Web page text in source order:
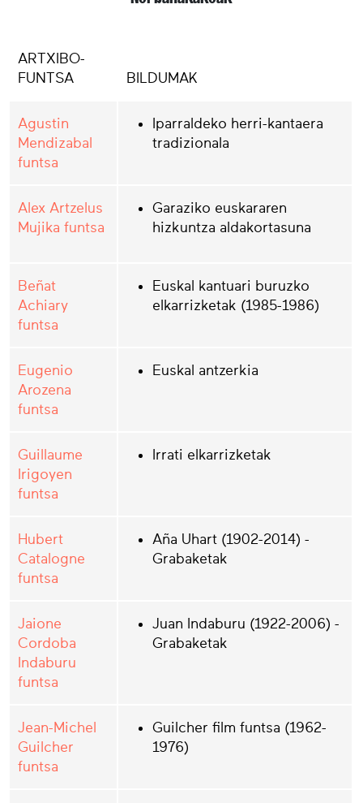
ARTXIBO-
FUNTSA
BILDUMAK
Agustin
Mendizabal
funtsa
Iparraldeko herri-kantaera
tradizionala
Alex Artzelus
Mujika funtsa
Garaziko euskararen
hizkuntza aldakortasuna
Beñat
Achiary
funtsa
Euskal kantuari buruzko
elkarrizketak (1985-1986)
Eugenio
Arozena
funtsa
Euskal antzerkia
Guillaume
Irigoyen
funtsa
Irrati elkarrizketak
Hubert
Catalogne
funtsa
Aña Uhart (1902-2014) -
Grabaketak
Jaione
Cordoba
Indaburu
funtsa
Juan Indaburu (1922-2006) -
Grabaketak
Jean-Michel
Guilcher
funtsa
Guilcher film funtsa (1962-
1976)